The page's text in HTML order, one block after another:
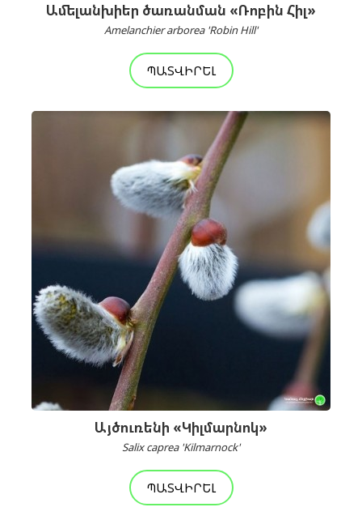
Ամելանխիեր ծառանման «Ռոբին Հիլ»
Amelanchier arborea 'Robin Hill'
ՊԱՏՎԻՐԵԼ
Այծուռենի «Կիլմարնոկ»
Salix caprea 'Kilmarnock'
ՊԱՏՎԻՐԵԼ